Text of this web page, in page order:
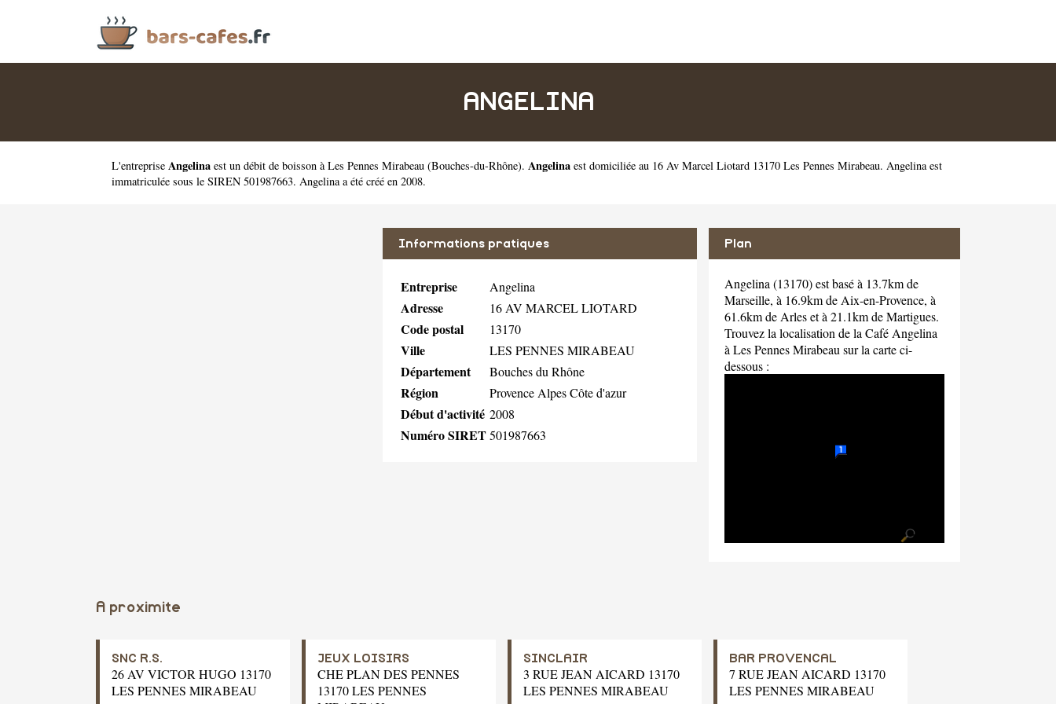
ANGELINA
L'entreprise Angelina est un débit de boisson à Les Pennes Mirabeau (Bouches-du-Rhône). Angelina est domiciliée au 16 Av Marcel Liotard 13170 Les Pennes Mirabeau. Angelina est
immatriculée sous le SIREN 501987663. Angelina a été créé en 2008.
Informations pratiques
Entreprise Angelina
Adresse 16 AV MARCEL LIOTARD
Code postal 13170
Ville LES PENNES MIRABEAU
Département Bouches du Rhône
Région Provence Alpes Côte d'azur
Début d'activité 2008
Numéro SIRET501987663
Plan
Angelina (13170) est basé à 13.7km de
Marseille, à 16.9km de Aix-en-Provence, à
61.6km de Arles et à 21.1km de Martigues.
Trouvez la localisation de la Café Angelina
à Les Pennes Mirabeau sur la carte ci-
dessous :
A proximite
SNC R.S.
26 AV VICTOR HUGO 13170
LES PENNES MIRABEAU
JEUX LOISIRS
CHE PLAN DES PENNES
13170 LES PENNES
SINCLAIR
3 RUE JEAN AICARD 13170
LES PENNES MIRABEAU
BAR PROVENCAL
7 RUE JEAN AICARD 13170
LES PENNES MIRABEAU